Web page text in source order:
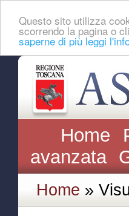
Questo sito utilizza
scorrendo la pagina o
saperne di più leggi
Home
avanzata
Home »